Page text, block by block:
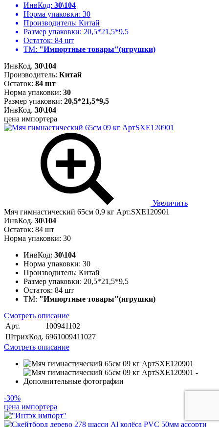
ИнвКод: 30\104
Норма упаковки: 30
Производитель: Китай
Размер упаковки: 20,5*21,5*9,5
Остаток: 84 шт
ТМ: "Импортные товары"(игрушки)
ИнвКод. 30\104
Производитель: Китай
Остаток: 84 шт
Норма упаковки: 30
Размер упаковки: 20,5*21,5*9,5
ИнвКод. 30\104
цена импортера
Увеличить
Мяч гимнастический 65см 0,9 кг Арт.SXE120901
ИнвКод. 30\104
Остаток: 84 шт
Норма упаковки: 30
ИнвКод: 30\104
Норма упаковки: 30
Производитель: Китай
Размер упаковки: 20,5*21,5*9,5
Остаток: 84 шт
ТМ: "Импортные товары"(игрушки)
Смотреть описание
Арт.
100941102
ШтрихКод. 6961009411027
Смотреть описание
-30%
цена импортера